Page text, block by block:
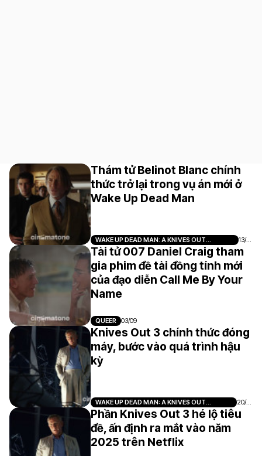
Thám tử Belinot Blanc chính
thức trở lại trong vụ án mới ở
Wake Up Dead Man
WAKE UP DEAD MAN: A KNIVES OUT
MYSTERY
13/0
Tài tử 007 Daniel Craig tham
gia phim đề tài đồng tính mới
của đạo diễn Call Me By Your
Name
QUEER 03/09
Knives Out 3 chính thức đóng
máy, bước vào quá trình hậu
kỳ
WAKE UP DEAD MAN: A KNIVES OUT
MYSTERY
20/0
8
Phần Knives Out 3 hé lộ tiêu
đề, ấn định ra mắt vào năm
2025 trên Netflix